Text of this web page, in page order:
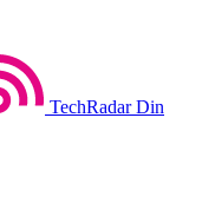
TechRadar Din